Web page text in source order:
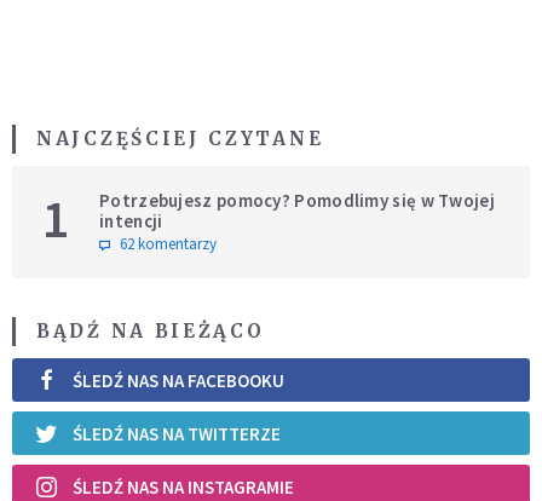
NAJCZĘŚCIEJ CZYTANE
1
Potrzebujesz pomocy? Pomodlimy się w Twojej
intencji
62 komentarzy
BĄDŹ NA BIEŻĄCO
ŚLEDŹ NAS NA FACEBOOKU
ŚLEDŹ NAS NA TWITTERZE
ŚLEDŹ NAS NA INSTAGRAMIE